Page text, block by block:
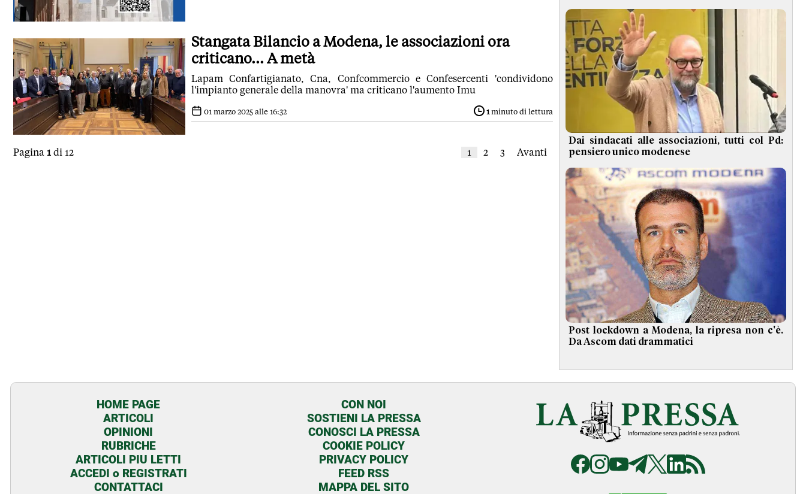
Stangata Bilancio a Modena, le associazioni ora
criticano... A metà
Lapam Confartigianato, Cna, Confcommercio e Confesercenti 'condividono
l'impianto generale della manovra' ma criticano l'aumento Imu
01 marzo 2025 alle 16:32 1 minuto di lettura
Pagina 1 di 12 1 2 3 Avanti
Dai sindacati alle associazioni, tutti col Pd:
pensiero unico modenese
Post lockdown a Modena, la ripresa non c'è.
Da Ascom dati drammatici
HOME PAGE
ARTICOLI
OPINIONI
RUBRICHE
ARTICOLI PIU LETTI
ACCEDI o REGISTRATI
CONTATTACI
CON NOI
SOSTIENI LA PRESSA
CONOSCI LA PRESSA
COOKIE POLICY
PRIVACY POLICY
FEED RSS
MAPPA DEL SITO